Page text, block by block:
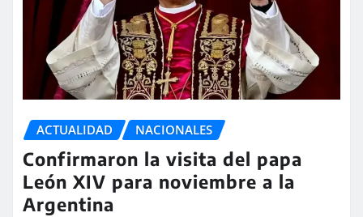
ACTUALIDAD NACIONALES
Confirmaron la visita del papa
León XIV para noviembre a la
Argentina